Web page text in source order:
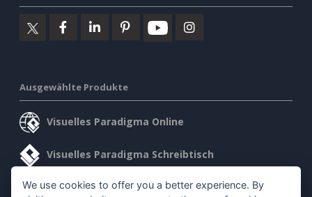
Ausgewählte Produkte
Visuelles Paradigma Online
Visuelles Paradigma Schreibtisch
We use cookies to offer you a better experience. By